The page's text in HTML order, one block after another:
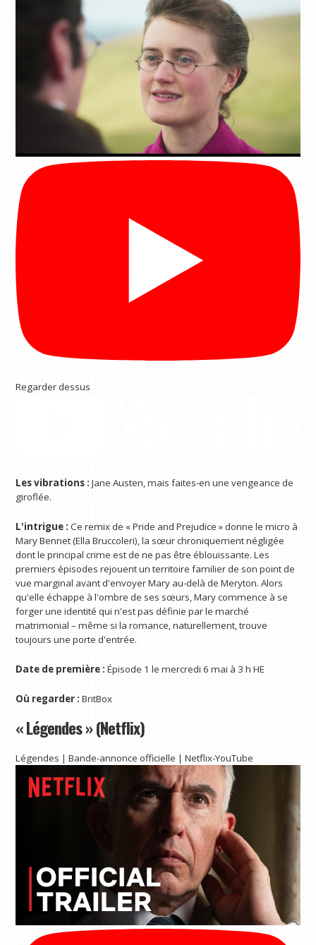
Regarder dessus
Les vibrations : Jane Austen, mais faites-en une vengeance de
giroflée.
L'intrigue : Ce remix de « Pride and Prejudice » donne le micro à
Mary Bennet (Ella Bruccoleri), la sœur chroniquement négligée
dont le principal crime est de ne pas être éblouissante. Les
premiers épisodes rejouent un territoire familier de son point de
vue marginal avant d'envoyer Mary au-delà de Meryton. Alors
qu'elle échappe à l'ombre de ses sœurs, Mary commence à se
forger une identité qui n'est pas définie par le marché
matrimonial – même si la romance, naturellement, trouve
toujours une porte d'entrée.
Date de première : Épisode 1 le mercredi 6 mai à 3 h HE
Où regarder :BritBox
« Légendes » (Netflix)
Légendes | Bande-annonce officielle | Netflix-YouTube